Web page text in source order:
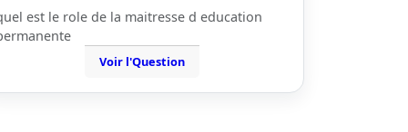
est le role de la maitresse d education
Voir l'Question